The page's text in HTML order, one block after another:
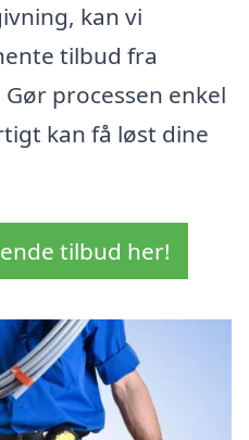
kan vi
tilbud fra
processen enkel
kan få løst dine
tilbud her!